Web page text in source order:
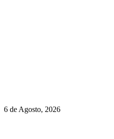
6 de Agosto, 2026